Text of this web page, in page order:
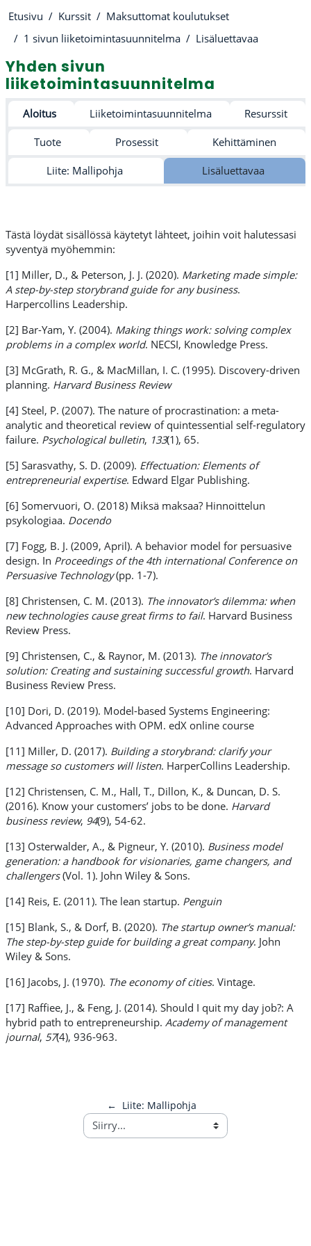
Etusivu Kurssit
Maksuttomat koulutukset
1 sivun liiketoimintasuunnitelma
Lisäluettavaa
Yhden sivun
liiketoimintasuunnitelma
Osion ääriviiva
Aloitus Liiketoimintasuunnitelma Resurssit
Tuote Prosessit Kehittäminen
Liite: Mallipohja Lisäluettavaa
Tästä löydät sisällössä käytetyt lähteet, joihin voit halutessasi
syventyä myöhemmin:
[1] Miller, D., & Peterson, J. J. (2020). Marketing made simple:
A step-by-step storybrand guide for any business.
Harpercollins Leadership.
[2] Bar-Yam, Y. (2004). Making things work: solving complex
problems in a complex world. NECSI, Knowledge Press.
[3] McGrath, R. G., & MacMillan, I. C. (1995). Discovery-driven
planning. Harvard Business Review
[4] Steel, P. (2007). The nature of procrastination: a meta-
analytic and theoretical review of quintessential self-regulatory
failure. Psychological bulletin, 133(1), 65.
[5] Sarasvathy, S. D. (2009). Effectuation: Elements of
entrepreneurial expertise. Edward Elgar Publishing.
[6] Somervuori, O. (2018) Miksä maksaa? Hinnoittelun
psykologiaa. Docendo
[7] Fogg, B. J. (2009, April). A behavior model for persuasive
design. In Proceedings of the 4th international Conference on
Persuasive Technology(pp. 1-7).
[8] Christensen, C. M. (2013). The innovator’s dilemma: when
new technologies cause great firms to fail. Harvard Business
Review Press.
[9] Christensen, C., & Raynor, M. (2013). The innovator’s
solution: Creating and sustaining successful growth. Harvard
Business Review Press.
[10] Dori, D. (2019). Model-based Systems Engineering:
Advanced Approaches with OPM. edX online course
[11] Miller, D. (2017). Building a storybrand: clarify your
message so customers will listen. HarperCollins Leadership.
[12] Christensen, C. M., Hall, T., Dillon, K., & Duncan, D. S.
(2016). Know your customers’ jobs to be done. Harvard
business review, 94(9), 54-62.
[13] Osterwalder, A., & Pigneur, Y. (2010). Business model
generation: a handbook for visionaries, game changers, and
challengers(Vol. 1). John Wiley & Sons.
[14] Reis, E. (2011). The lean startup. Penguin
[15] Blank, S., & Dorf, B. (2020). The startup owner’s manual:
The step-by-step guide for building a great company. John
Wiley & Sons.
[16] Jacobs, J. (1970). The economy of cities. Vintage.
[17] Raffiee, J., & Feng, J. (2014). Should I quit my day job?: A
hybrid path to entrepreneurship. Academy of management
journal, 57(4), 936-963.
← Liite: Mallipohja